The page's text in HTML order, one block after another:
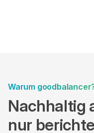
Warum
Nachhaltig
nur